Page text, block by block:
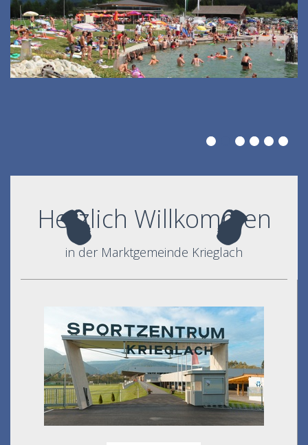
Herzlich Willkommen
in der Marktgemeinde Krieglach